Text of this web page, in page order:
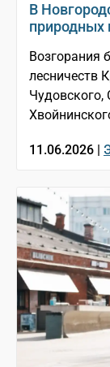
В
природных
Возгорания
лесничеств
Чудовского,
11.06.2026 |